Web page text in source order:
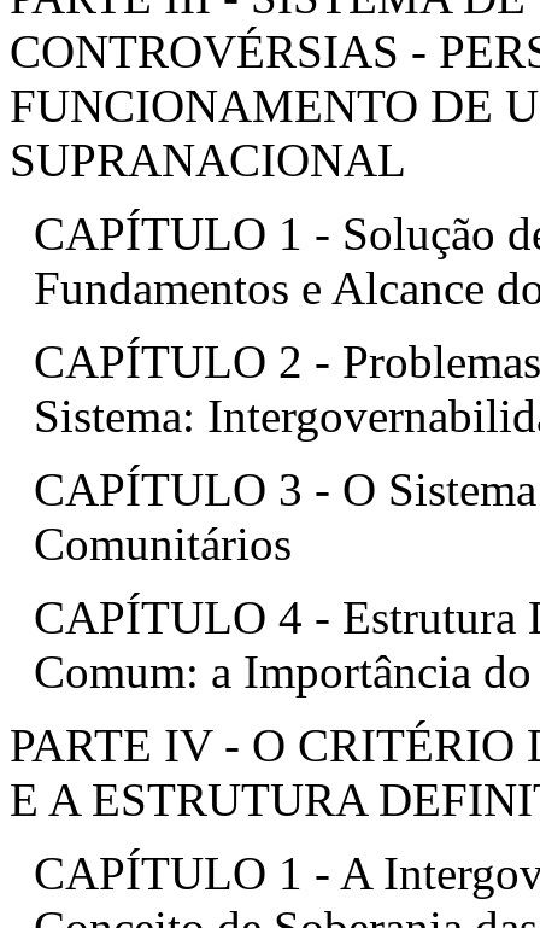
CONTROVÉRSIAS -
FUNCIONAMENTO DE
SUPRANACIONAL
CAPÍTULO 1 - Solução
Fundamentos e Alcance
CAPÍTULO 2 -
Sistema:
CAPÍTULO 3 - O
Comunitários
CAPÍTULO 4 - Estrutura
Comum: a Importância
PARTE IV - O
E A ESTRUTURA
CAPÍTULO 1 - A